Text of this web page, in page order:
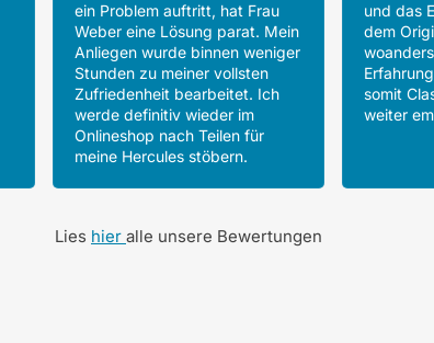
ein Problem auftritt, hat Frau
Weber eine Lösung parat. Mein
Anliegen wurde binnen weniger
Stunden zu meiner vollsten
Zufriedenheit bearbeitet. Ich
werde definitiv wieder im
Onlineshop nach Teilen für
meine Hercules stöbern.
und das
dem
somit
weiter
Lies hier alle unsere Bewertungen